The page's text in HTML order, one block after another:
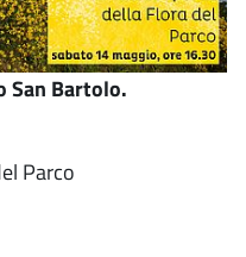
San Bartolo.
Parco